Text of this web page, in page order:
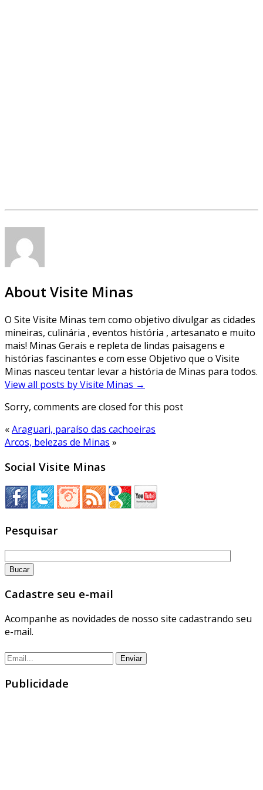
About Visite Minas
O Site Visite Minas tem como objetivo divulgar as cidades
mineiras, culinária , eventos história , artesanato e muito
mais! Minas Gerais e repleta de lindas paisagens e
histórias fascinantes e com esse Objetivo que o Visite
Minas nasceu tentar levar a história de Minas para todos.
View all posts by Visite Minas →
Sorry, comments are closed for this post
«Araguari, paraíso das cachoeiras
Arcos, belezas de Minas »
Social Visite Minas
Pesquisar
Cadastre seu e-mail
Acompanhe as novidades de nosso site cadastrando seu
e-mail.
Publicidade